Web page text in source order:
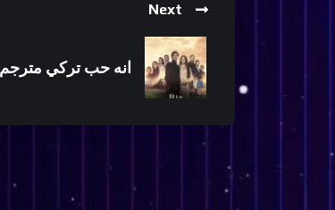
Next
انه حب تركي مترجم